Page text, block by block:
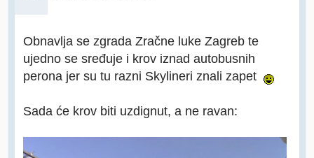
Obnavlja se zgrada Zračne luke Zagreb te
ujedno se sređuje i krov iznad autobusnih
perona jer su tu razni Skylineri znali zapet
Sada će krov biti uzdignut, a ne ravan: